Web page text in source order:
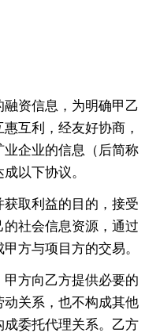
资信息，为明确甲乙
互利，经友好协商，
企业的信息（后简称
以下协议。
取利益的目的，接受
社会信息资源，通过
方与项目方的交易。
方向乙方提供必要的
关系，也不构成其他
成委托代理关系。乙方